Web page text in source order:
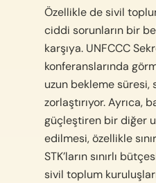
Özellikle de sivil
ciddi sorunların bir
karşıya. UNFCCC
konferanslarında
uzun bekleme süresi,
zorlaştırıyor. Ayrıca,
güçleştiren bir diğer
edilmesi, özellikle
STK’ların sınırlı
sivil toplum